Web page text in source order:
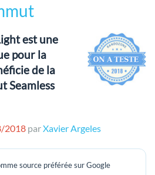
est une
pour la
de la
Seamless
2018 parXavier Argeles
source préférée sur Google